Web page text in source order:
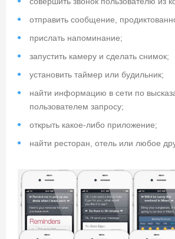
отправить сообщение,
прислать напоминание;
запустить камеру и сделать снимок;
установить таймер или будильник;
найти информацию в сети по
пользователем запросу;
открыть какое-либо приложение;
найти ресторан, отель или любое